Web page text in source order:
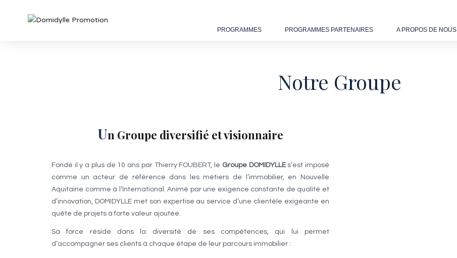
PROGRAMMES PROGRAMMES PARTENAIRES A PROPOS DE NOUS
Notre Groupe
Un Groupe diversifié et visionnaire
Fondé il y a plus de 10 ans par Thierry FOUBERT, le Groupe DOMIDYLLE s’est imposé
comme un acteur de référence dans les métiers de l’immobilier, en Nouvelle
Aquitaine comme à l’International. Animé par une exigence constante de qualité et
d’innovation, DOMIDYLLE met son expertise au service d’une clientèle exigeante en
quête de projets à forte valeur ajoutée.
Sa force réside dans la diversité de ses compétences, qui lui permet
d’accompagner ses clients à chaque étape de leur parcours immobilier :